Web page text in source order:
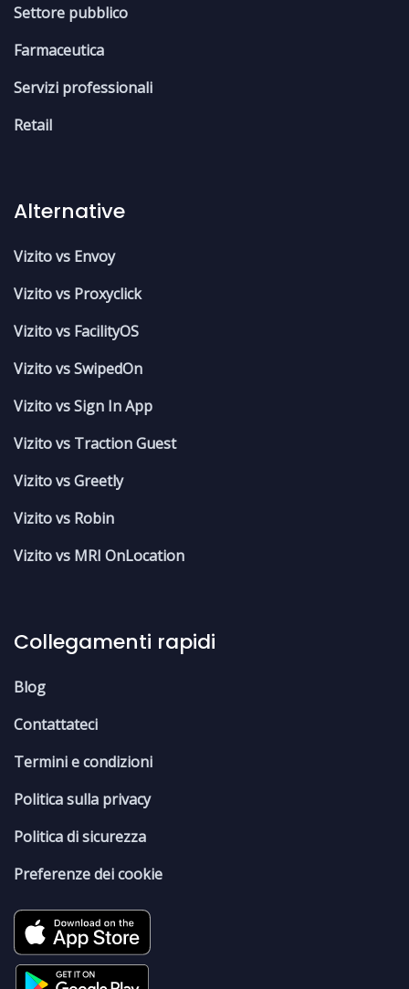
Settore pubblico
Farmaceutica
Servizi professionali
Retail
Alternative
Vizito vs Envoy
Vizito vs Proxyclick
Vizito vs FacilityOS
Vizito vs SwipedOn
Vizito vs Sign In App
Vizito vs Traction Guest
Vizito vs Greetly
Vizito vs Robin
Vizito vs MRI OnLocation
Collegamenti rapidi
Blog
Contattateci
Termini e condizioni
Politica sulla privacy
Politica di sicurezza
Preferenze dei cookie